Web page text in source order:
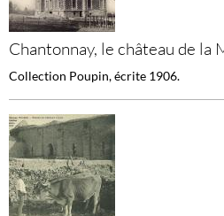
Chantonnay, le château de la
Collection Poupin, écrite 1906.